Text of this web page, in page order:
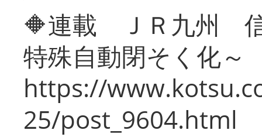
🔶連載 ＪＲ九州 信
特殊自動閉そく化～
https://
25/post_9604.html